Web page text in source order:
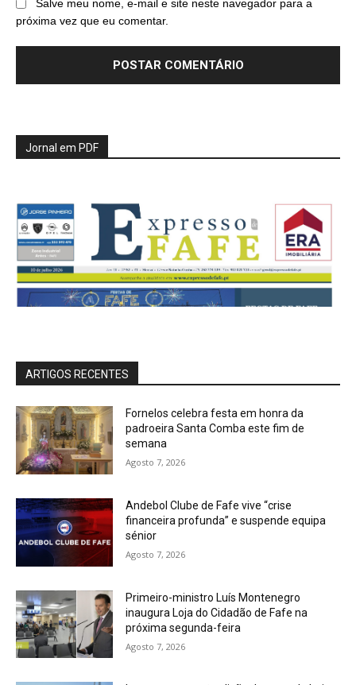
Salve meu nome, e-mail e site neste navegador para a
próxima vez que eu comentar.
Jornal em PDF
ARTIGOS RECENTES
Fornelos celebra festa em honra da
padroeira Santa Comba este fim de
semana
Agosto 7, 2026
Andebol Clube de Fafe vive “crise
financeira profunda” e suspende equipa
sénior
Agosto 7, 2026
Primeiro-ministro Luís Montenegro
inaugura Loja do Cidadão de Fafe na
próxima segunda-feira
Agosto 7, 2026